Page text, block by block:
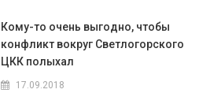
Кому-то очень выгодно, чтобы
конфликт вокруг Светлогорского
ЦКК полыхал
17.09.2018